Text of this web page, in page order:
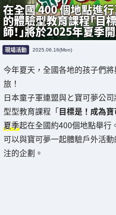
在全國 400 個地點進
的體驗型教育課程「目
師！」將於2025年夏季
現場活動 2025.06.16(Mon)
今年夏天，全國各地的孩子們
旅！
日本童子軍連盟與と寶可夢公
型型教育課程「目標是！成為
夏季起在全國約400個地點舉行
可以與寶可夢一起體驗戶外活
注的企劃。